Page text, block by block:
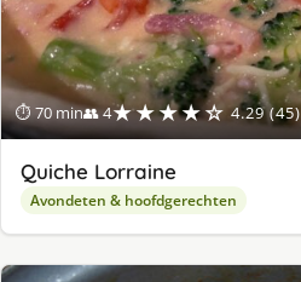
⏱ 70 min👥 4★★★★☆ 4.29 (45)
Quiche Lorraine
Avondeten & hoofdgerechten